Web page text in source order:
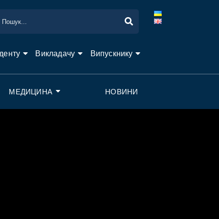
Викладачу Випускнику
МЕДИЦИНА НОВИНИ